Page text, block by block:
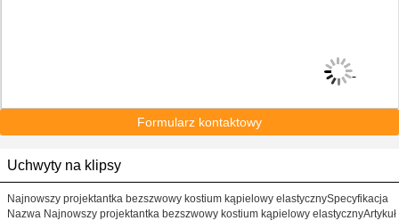
Formularz kontaktowy
Uchwyty na klipsy
Najnowszy projektantka bezszwowy kostium kąpielowy elastycznySpecyfikacja
Nazwa Najnowszy projektantka bezszwowy kostium kąpielowy elastycznyArtykuł